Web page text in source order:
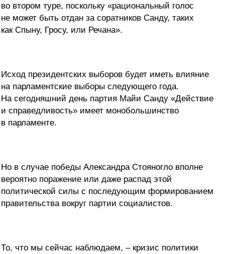
во втором туре, поскольку «рациональный голос
не может быть отдан за соратников Санду, таких
как Спыну, Гросу, или Речана».
Исход президентских выборов будет иметь влияние
на парламентские выборы следующего года.
На сегодняшний день партия Майи Санду «Действие
и справедливость» имеет монобольшинство
в парламенте.
Но в случае победы Александра Стояногло вполне
вероятно поражение или даже распад этой
политической силы с последующим формированием
правительства вокруг партии социалистов.
То, что мы сейчас наблюдаем, – кризис политики